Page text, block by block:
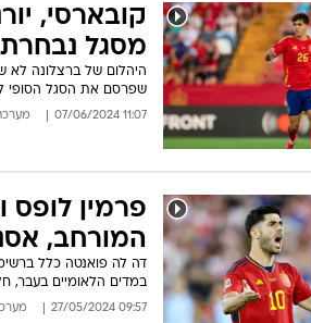
קובארסי,
מסגל
היהלום של ברצלונה לא
שפרסם את הסגל הסופי
11:07 07/06/2024
פרמין לופס
המורחב,
במדים הלאומיים בעבר,
09:57 27/05/2024